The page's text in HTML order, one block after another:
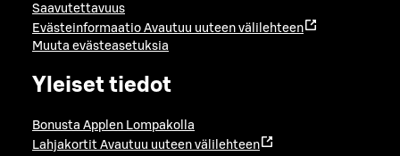
Saavutettavuus
Evästeinformaatio Avautuu uuteen välilehteen
Muuta evästeasetuksia
Yleiset tiedot
Bonusta Applen Lompakolla
Lahjakortit Avautuu uuteen välilehteen